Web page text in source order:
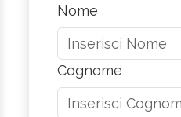
Nome
Cognome